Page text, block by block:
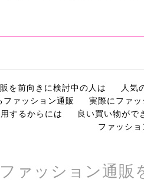
を前向きに検討中の人は
人気
ァッション通販
実際にファ
するからには
良い買い物がで
ファッシ
ァッション通販